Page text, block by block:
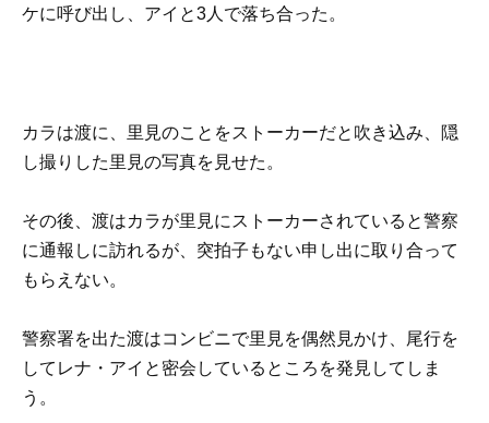
ケに呼び出し、アイと3人で落ち合った。
カラは渡に、里見のことをストーカーだと吹き込み、隠
し撮りした里見の写真を見せた。
その後、渡はカラが里見にストーカーされていると警察
に通報しに訪れるが、突拍子もない申し出に取り合って
もらえない。
警察署を出た渡はコンビニで里見を偶然見かけ、尾行を
してレナ・アイと密会しているところを発見してしま
う。